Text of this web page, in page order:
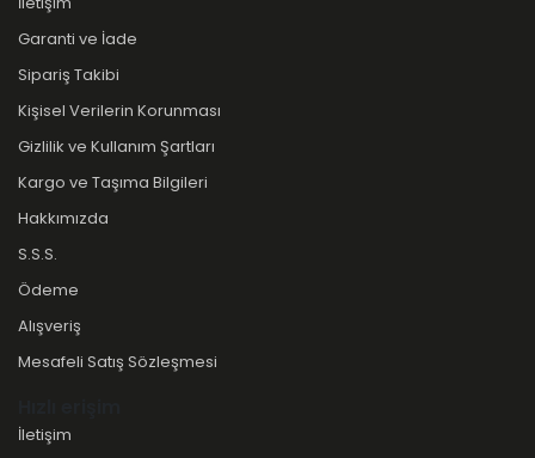
Garanti ve İade
Sipariş Takibi
Kişisel Verilerin Korunması
Gizlilik ve Kullanım Şartları
Kargo ve Taşıma Bilgileri
Hakkımızda
S.S.S.
Ödeme
Alışveriş
Mesafeli Satış Sözleşmesi
İletişim